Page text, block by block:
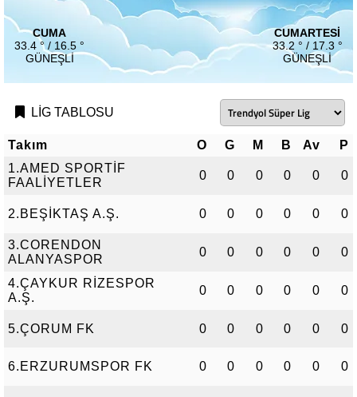
CUMA
33.4 ° / 16.5 °
GÜNEŞLI
CUMARTESI
33.2 ° / 17.3 °
GÜNEŞLI
LİG TABLOSU
Takım O G M B Av
P
1.AMED SPORTİF
FAALİYETLER
0 0 0 0 0 0
2.BEŞİKTAŞ A.Ş. 0 0 0 0 0 0
3.CORENDON
ALANYASPOR
0 0 0 0 0 0
4.ÇAYKUR RİZESPOR
A.Ş.
0 0 0 0 0 0
5.ÇORUM FK 0 0 0 0 0 0
6.ERZURUMSPOR FK 0 0 0 0 0 0